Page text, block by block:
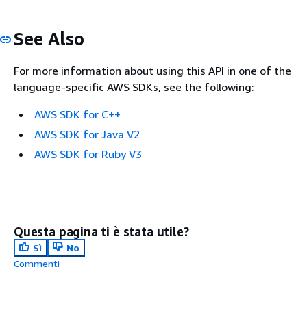
See Also
For more information about using this API in one of the
language-specific AWS SDKs, see the following:
AWS SDK for C++
AWS SDK for Java V2
AWS SDK for Ruby V3
Questa pagina ti è stata utile?
Sì
No
Commenti